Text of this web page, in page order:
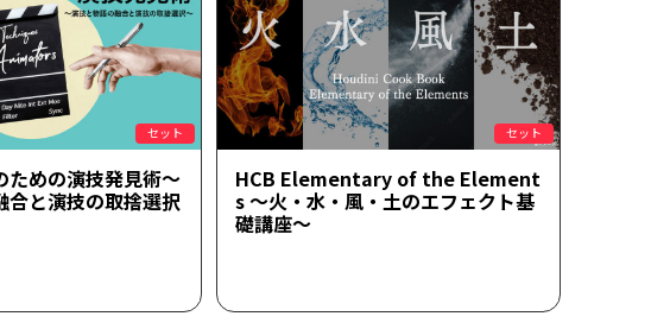
セット
ための演技発見術～
合と演技の取捨選択
セット
HCB Elementary of the Element
s ～火・水・風・土のエフェクト基
礎講座～